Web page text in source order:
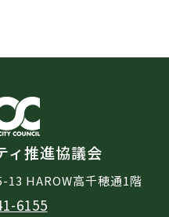
ィ推進協議会
13 HAROW高千穂通1階
6155